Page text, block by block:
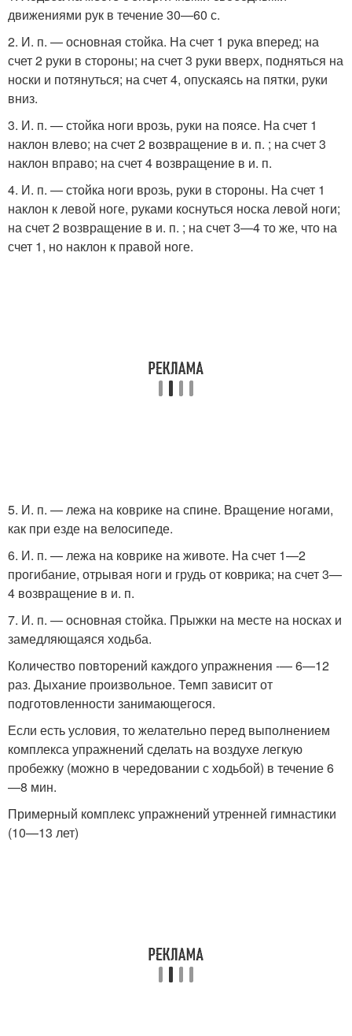
движениями рук в течение 30—60 с.
2. И. п. — основная стойка. На счет 1 рука вперед; на
счет 2 руки в стороны; на счет 3 руки вверх, подняться на
носки и потянуться; на счет 4, опускаясь на пятки, руки
вниз.
3. И. п. — стойка ноги врозь, руки на поясе. На счет 1
наклон влево; на счет 2 возвращение в и. п. ; на счет 3
наклон вправо; на счет 4 возвращение в и. п.
4. И. п. — стойка ноги врозь, руки в стороны. На счет 1
наклон к левой ноге, руками коснуться носка левой ноги;
на счет 2 возвращение в и. п. ; на счет 3—4 то же, что на
счет 1, но наклон к правой ноге.
5. И. п. — лежа на коврике на спине. Вращение ногами,
как при езде на велосипеде.
6. И. п. — лежа на коврике на животе. На счет 1—2
прогибание, отрывая ноги и грудь от коврика; на счет 3—
4 возвращение в и. п.
7. И. п. — основная стойка. Прыжки на месте на носках и
замедляющаяся ходьба.
Количество повторений каждого упражнения -— 6—12
раз. Дыхание произвольное. Темп зависит от
подготовленности занимающегося.
Если есть условия, то желательно перед выполнением
комплекса упражнений сделать на воздухе легкую
пробежку (можно в чередовании с ходьбой) в течение 6
—8 мин.
Примерный комплекс упражнений утренней гимнастики
(10—13 лет)